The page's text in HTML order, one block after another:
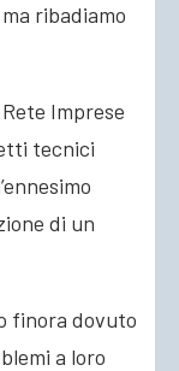
ribadiamo
Imprese
tecnici
di un
finora dovuto
a loro